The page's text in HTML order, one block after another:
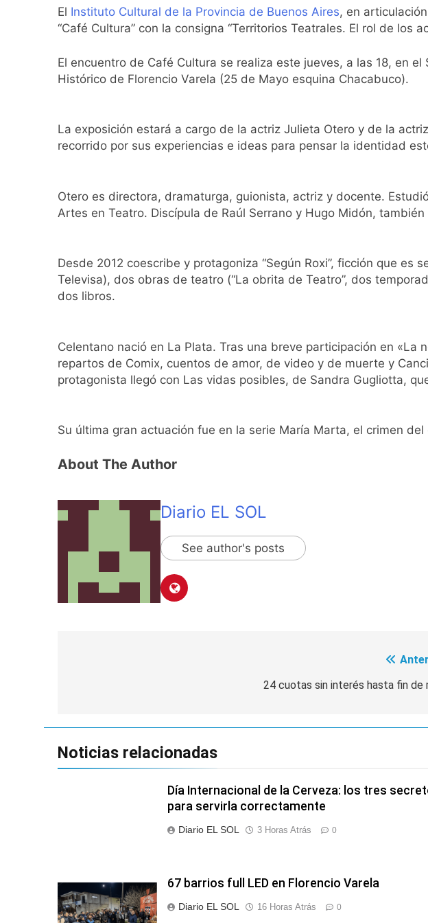
17 Horas Atrás
Renunció el subsecretario de Seguridad
Candela Arizaga confirmó que tuvo un
18 Horas Atrás
Masiva movilización al Congreso contra
La Línea 148 pasó a ser operada por La
19 Horas Atrás
Transporte: un asistente virtual para
Marcha al Congreso: cortes, desvíos y
1 Día Atrás
El Instituto Cultural de la Provincia de Buenos Aires, en
“Café Cultura” con la consigna “Territorios Teatrales. El rol de los
El encuentro de Café Cultura se realiza este jueves, a las 18, en
Histórico de Florencio Varela (25 de Mayo esquina Chacabuco).
La exposición estará a cargo de la actriz Julieta Otero y de la
recorrido por sus experiencias e ideas para pensar la identidad
Otero es directora, dramaturga, guionista, actriz y docente.
Artes en Teatro. Discípula de Raúl Serrano y Hugo Midón,
Desde 2012 coescribe y protagoniza “Según Roxi”, ficción que
Televisa), dos obras de teatro (“La obrita de Teatro”, dos
dos libros.
Celentano nació en La Plata. Tras una breve participación en
repartos de Comix, cuentos de amor, de video y de muerte y
protagonista llegó con Las vidas posibles, de Sandra Gugliotta,
Su última gran actuación fue en la serie María Marta, el crimen
About The Author
Diario EL SOL
See author's posts
24 cuotas sin interés hasta fin de
Noticias relacionadas
Día Internacional de la Cerveza: los tres
para servirla correctamente
Diario EL SOL 3 Horas Atrás 0
67 barrios full LED en Florencio Varela
Diario EL SOL 16 Horas Atrás 0